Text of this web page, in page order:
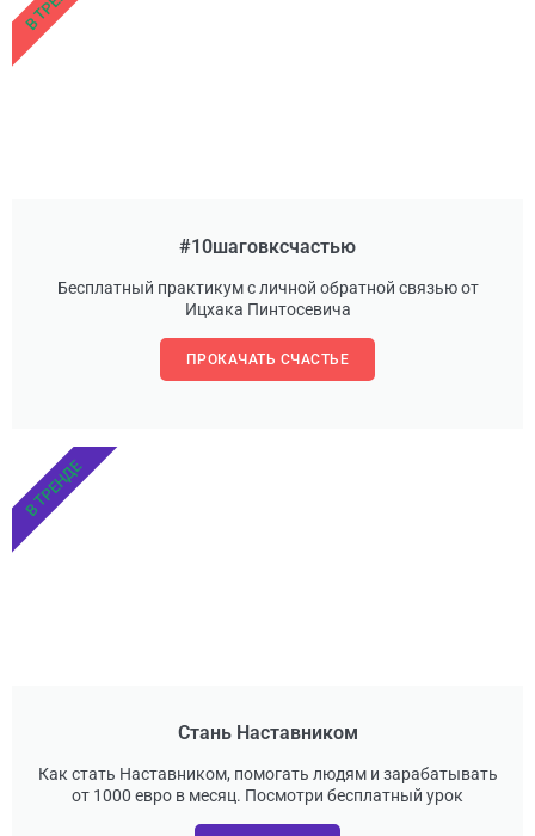
#10шаговксчастью
Бесплатный практикум с личной обратной связью от
Ицхака Пинтосевича
ПРОКАЧАТЬ СЧАСТЬЕ
Стань Наставником
Как стать Наставником, помогать людям и зарабатывать
от 1000 евро в месяц. Посмотри бесплатный урок
В ТРЕНДЕ